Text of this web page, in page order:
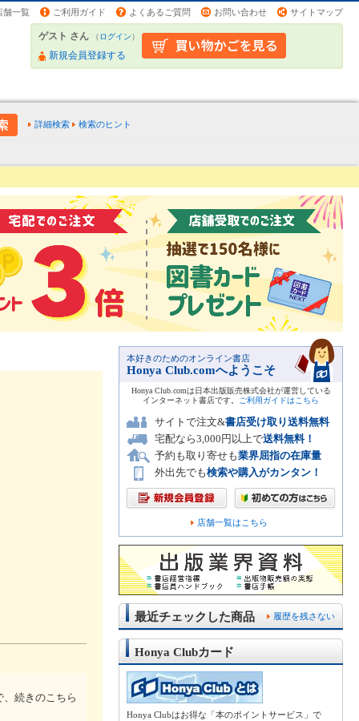
舗一覧 ご利用ガイド よくあるご質問 お問い合わせ サイトマップ
ゲスト さん （ログイン）
新規会員登録する
詳細検索 検索のヒント
続きのこちら
本好きのためのオンライン書店
Honya Club.comへようこそ
Honya Club.comは日本出版販売株式会社が運営している
インターネット書店です。
ご利用ガイドはこちら
サイトで注文&書店受け取り送料無料
宅配なら3,000円以上で送料無料！
予約も取り寄せも業界屈指の在庫量
外出先でも検索や購入がカンタン！
店舗一覧はこちら
履歴を残さない
最近チェックした商品
Honya Clubカード
Honya Clubはお得な「本のポイントサービス」で